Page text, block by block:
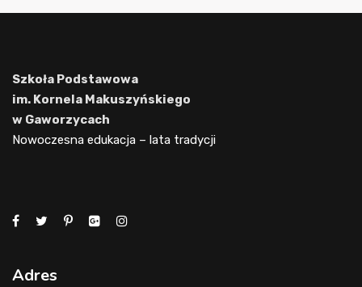
Szkoła Podstawowa
im. Kornela Makuszyńskiego
w Gaworzycach
Nowoczesna edukacja – lata tradycji
Adres